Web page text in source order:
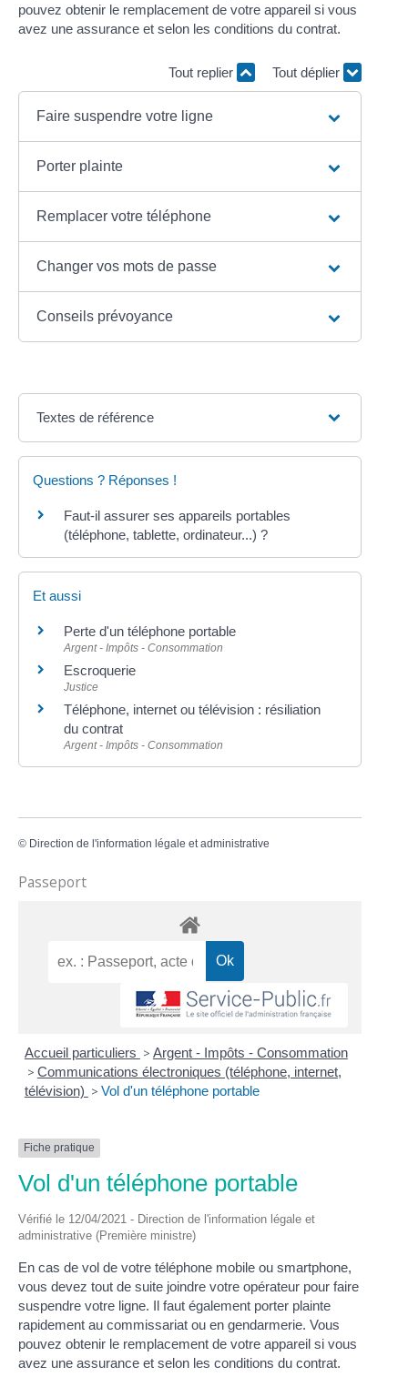
pouvez obtenir le remplacement de votre appareil si vous
avez une assurance et selon les conditions du contrat.
Tout replier Tout déplier
Faire suspendre votre ligne
Porter plainte
Remplacer votre téléphone
Changer vos mots de passe
Conseils prévoyance
Textes de référence
Questions ? Réponses !
Faut-il assurer ses appareils portables
(téléphone, tablette, ordinateur...) ?
Et aussi
Perte d'un téléphone portable
Argent - Impôts - Consommation
Escroquerie
Justice
Téléphone, internet ou télévision : résiliation
du contrat
Argent - Impôts - Consommation
© Direction de l'information légale et administrative
Passeport
Accueil particuliers > Argent - Impôts - Consommation
> Communications électroniques (téléphone, internet,
télévision) > Vol d'un téléphone portable
Fiche pratique
Vol d'un téléphone portable
Vérifié le 12/04/2021 - Direction de l'information légale et
administrative (Première ministre)
En cas de vol de votre téléphone mobile ou smartphone,
vous devez tout de suite joindre votre opérateur pour faire
suspendre votre ligne. Il faut également porter plainte
rapidement au commissariat ou en gendarmerie. Vous
pouvez obtenir le remplacement de votre appareil si vous
avez une assurance et selon les conditions du contrat.